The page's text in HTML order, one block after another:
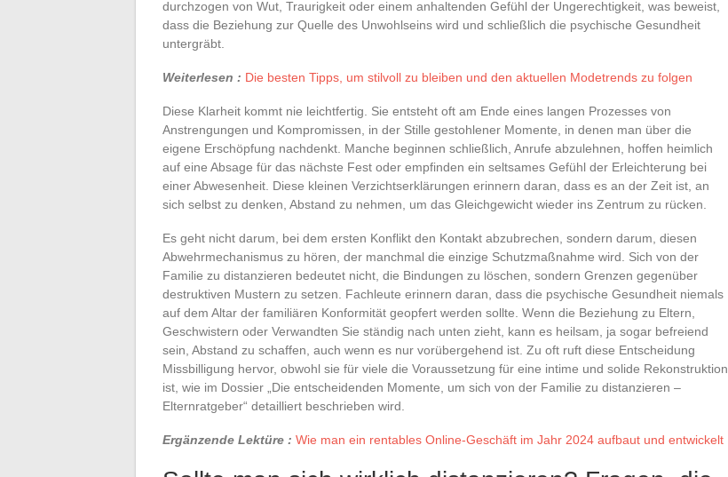
durchzogen von Wut, Traurigkeit oder einem anhaltenden Gefühl der Ungerechtigkeit, was beweist,
dass die Beziehung zur Quelle des Unwohlseins wird und schließlich die psychische Gesundheit
untergräbt.
Weiterlesen : Die besten Tipps, um stilvoll zu bleiben und den aktuellen Modetrends zu folgen
Diese Klarheit kommt nie leichtfertig. Sie entsteht oft am Ende eines langen Prozesses von
Anstrengungen und Kompromissen, in der Stille gestohlener Momente, in denen man über die
eigene Erschöpfung nachdenkt. Manche beginnen schließlich, Anrufe abzulehnen, hoffen heimlich
auf eine Absage für das nächste Fest oder empfinden ein seltsames Gefühl der Erleichterung bei
einer Abwesenheit. Diese kleinen Verzichtserklärungen erinnern daran, dass es an der Zeit ist, an
sich selbst zu denken, Abstand zu nehmen, um das Gleichgewicht wieder ins Zentrum zu rücken.
Es geht nicht darum, bei dem ersten Konflikt den Kontakt abzubrechen, sondern darum, diesen
Abwehrmechanismus zu hören, der manchmal die einzige Schutzmaßnahme wird. Sich von der
Familie zu distanzieren bedeutet nicht, die Bindungen zu löschen, sondern Grenzen gegenüber
destruktiven Mustern zu setzen. Fachleute erinnern daran, dass die psychische Gesundheit niemals
auf dem Altar der familiären Konformität geopfert werden sollte. Wenn die Beziehung zu Eltern,
Geschwistern oder Verwandten Sie ständig nach unten zieht, kann es heilsam, ja sogar befreiend
sein, Abstand zu schaffen, auch wenn es nur vorübergehend ist. Zu oft ruft diese Entscheidung
Missbilligung hervor, obwohl sie für viele die Voraussetzung für eine intime und solide Rekonstruktion
ist, wie im Dossier „Die entscheidenden Momente, um sich von der Familie zu distanzieren –
Elternratgeber“ detailliert beschrieben wird.
Ergänzende Lektüre : Wie man ein rentables Online-Geschäft im Jahr 2024 aufbaut und entwickelt